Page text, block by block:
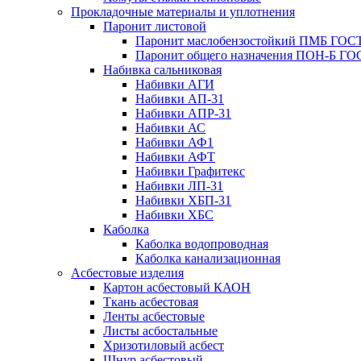
Прокладочные материалы и уплотнения
Паронит листовой
Паронит маслобензостойкий ПМБ
Паронит общего назначения ПОН-Б
Набивка сальниковая
Набивки АГИ
Набивки АП-31
Набивки АПР-31
Набивки АС
Набивки АФ1
Набивки АФТ
Набивки Графитекс
Набивки ЛП-31
Набивки ХБП-31
Набивки ХБС
Каболка
Каболка водопроводная
Каболка канализационная
Асбестовые изделия
Картон асбестовый КАОН
Ткань асбестовая
Ленты асбестовые
Листы асбостальные
Хризотиловый асбеcт